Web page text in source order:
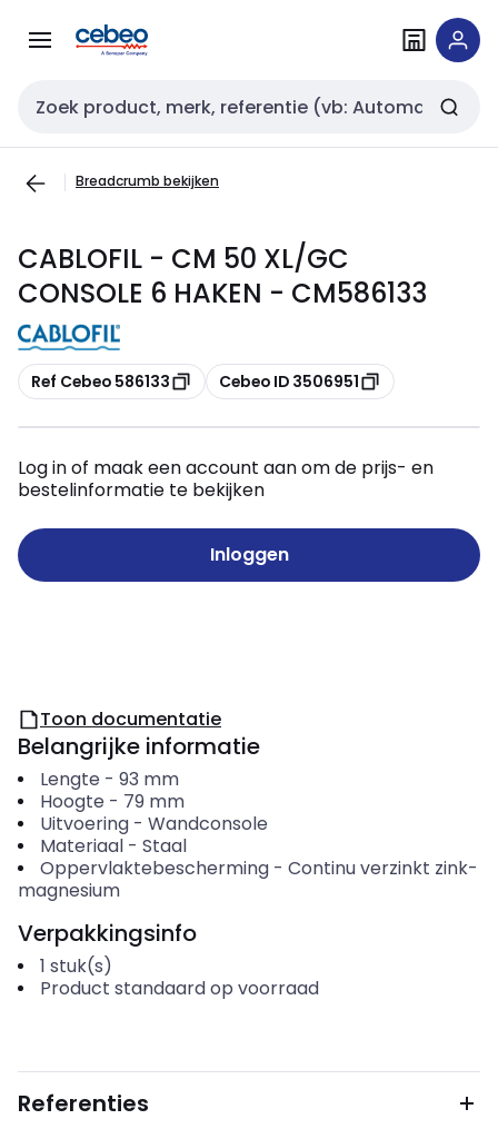
naar
naar
Zoekveld invoer
Breadcrumb bekijken
CABLOFIL - CM 50 XL/GC
CONSOLE 6 HAKEN - CM586133
Kopiëren
Ref Cebeo 586133 Kopiëren
Cebeo ID 3506951
Log in of maak een account aan om de prijs- en
bestelinformatie te bekijken
Inloggen
Toon documentatie
Belangrijke informatie
Lengte - 93 mm
Hoogte - 79 mm
Uitvoering- Wandconsole
Materiaal- Staal
Oppervlaktebescherming- Continu verzinkt zink-
magnesium
Verpakkingsinfo
1 stuk(s)
Product standaard op voorraad
Referenties